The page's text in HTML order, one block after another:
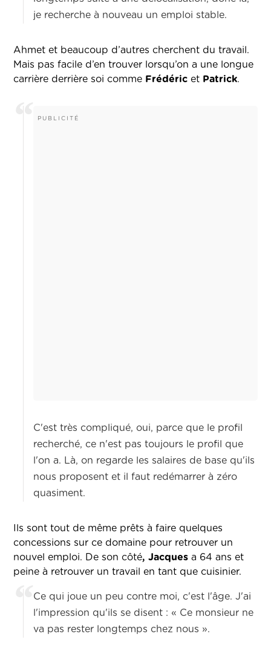
je recherche à nouveau un emploi stable.
Ahmet et beaucoup d’autres cherchent du travail.
Mais pas facile d’en trouver lorsqu’on a une longue
carrière derrière soi comme Frédéricet Patrick.
C'est très compliqué, oui, parce que le profil
recherché, ce n'est pas toujours le profil que
l'on a. Là, on regarde les salaires de base qu'ils
nous proposent et il faut redémarrer à zéro
quasiment.
Ils sont tout de même prêts à faire quelques
concessions sur ce domaine pour retrouver un
nouvel emploi. De son côté, Jacquesa 64 ans et
peine à retrouver un travail en tant que cuisinier.
Ce qui joue un peu contre moi, c'est l'âge. J'ai
l'impression qu'ils se disent : « Ce monsieur ne
va pas rester longtemps chez nous ».